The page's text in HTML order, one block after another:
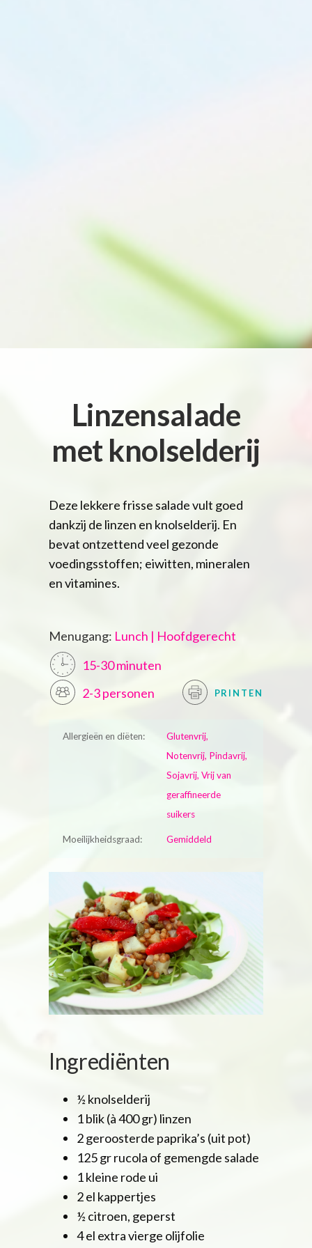
Linzensalade
met knolselderij
Deze lekkere frisse salade vult goed
dankzij de linzen en knolselderij. En
bevat ontzettend veel gezonde
voedingsstoffen; eiwitten, mineralen
en vitamines.
Menugang: Lunch | Hoofdgerecht
15-30 minuten
2-3 personen
PRINTEN
Allergieën en diëten:
Glutenvrij,
Notenvrij, Pindavrij,
Sojavrij, Vrij van
geraffineerde
suikers
Moeilijkheidsgraad: Gemiddeld
Ingrediënten
½ knolselderij
1 blik (à 400 gr) linzen
2 geroosterde paprika’s (uit pot)
125 gr rucola of gemengde salade
1 kleine rode ui
2 el kappertjes
½ citroen, geperst
4 el extra vierge olijfolie